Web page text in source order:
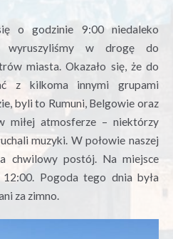
o godzinie 9:00 niedaleko
wyruszyliśmy w drogę do
miasta. Okazało się, że do
z kilkoma innymi grupami
byli to Rumuni, Belgowie oraz
miłej atmosferze – niektórzy
muzyki. W połowie naszej
chwilowy postój. Na miejsce
Pogoda tego dnia była
za zimno.